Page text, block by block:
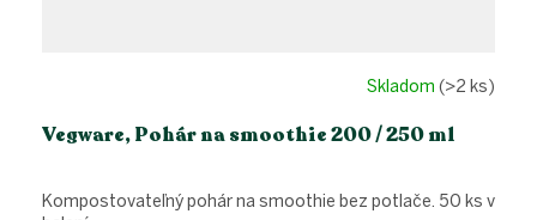
Vegware, Pohár na smoothie 200 / 250 ml
Skladom (>2 ks)
Kompostovateľný pohár na smoothie bez potlače. 50 ks v